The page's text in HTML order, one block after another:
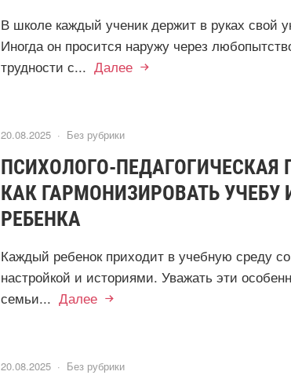
В школе каждый ученик держит в руках свой
Иногда он просится наружу через
трудности с... Далее
20.08.2025 · Без рубрики
ПСИХОЛОГО-
КАК ГАРМОНИЗИРОВАТЬ УЧЕБУ
РЕБЕНКА
Каждый ребенок приходит в учебную среду
настройкой и историями. Уважать эти
семьи... Далее
20.08.2025 · Без рубрики